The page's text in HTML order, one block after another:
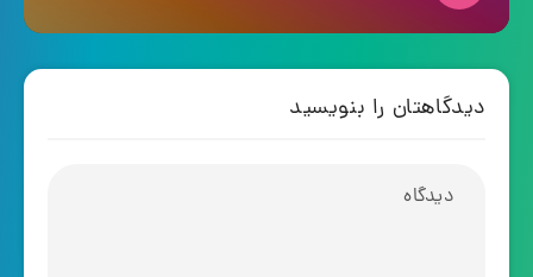
دیدگاهتان را بنویسید